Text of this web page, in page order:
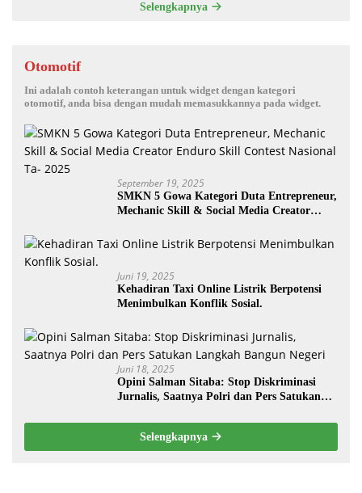
Selengkapnya
Otomotif
Ini adalah contoh keterangan untuk widget dengan kategori
otomotif, anda bisa dengan mudah memasukkannya pada widget.
September 19, 2025
SMKN 5 Gowa Kategori Duta Entrepreneur,
Mechanic Skill & Social Media Creator
Juni 19, 2025
Kehadiran Taxi Online Listrik Berpotensi
Menimbulkan Konflik Sosial.
Juni 18, 2025
Opini Salman Sitaba: Stop Diskriminasi
Jurnalis, Saatnya Polri dan Pers Satukan
Selengkapnya